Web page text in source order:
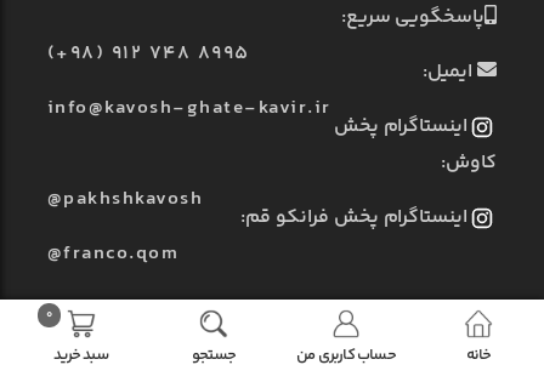
پاسخگویی سریع:
(+98) 912 748 8995
ایمیل:
info@kavosh-ghate-kavir.ir
اینستاگرام پخش
کاوش:
@pakhshkavosh
اینستاگرام پخش فرانکو قم:
@franco.qom
خانه حساب کاربری من جستجو سبد خرید
0